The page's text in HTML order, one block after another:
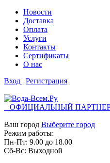
Новости
Доставка
Оплата
Услуги
Контакты
Cертификаты
О нас
Вход | Регистрация
ОФИЦИАЛЬНЫЙ ПАРТНЕР
Ваш город Выберите город
Режим работы:
Пн-Пт: 9.00 до 18.00
Сб-Вс: Выходной